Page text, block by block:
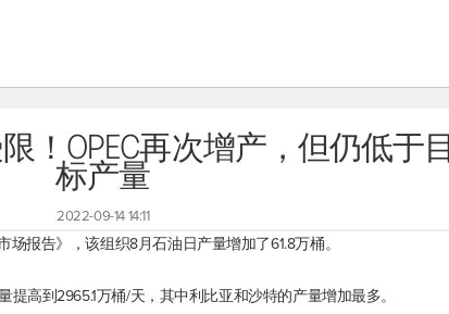
！OPEC再次增产，但仍低于目
标产量
2022-09-14 14:11
场报告》，该组织8月石油日产量增加了61.8万桶。
提高到2965.1万桶/天，其中利比亚和沙特的产量增加最多。